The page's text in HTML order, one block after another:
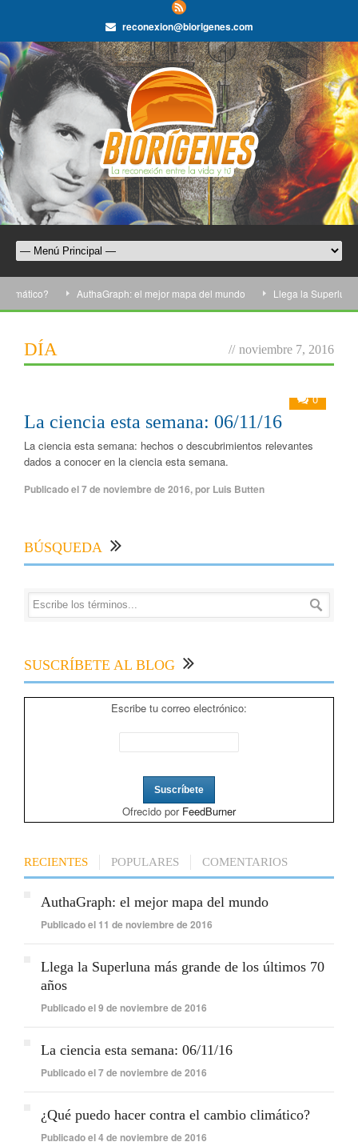
reconexion@biorigenes.com
AuthaGraph: el mejor mapa del mundo Llega la Superluna
DÍA // noviembre 7, 2016
0
La ciencia esta semana: 06/11/16
La ciencia esta semana: hechos o descubrimientos relevantes
dados a conocer en la ciencia esta semana.
Publicado el7 de noviembre de 2016,por Luis Butten
BÚSQUEDA
SUSCRÍBETE AL BLOG
Escribe tu correo electrónico:
Ofrecido por FeedBurner
RECIENTES POPULARES COMENTARIOS
AuthaGraph: el mejor mapa del mundo
Publicado el 11 de noviembre de 2016
Llega la Superluna más grande de los últimos 70
años
Publicado el 9 de noviembre de 2016
La ciencia esta semana: 06/11/16
Publicado el 7 de noviembre de 2016
¿Qué puedo hacer contra el cambio climático?
Publicado el 4 de noviembre de 2016